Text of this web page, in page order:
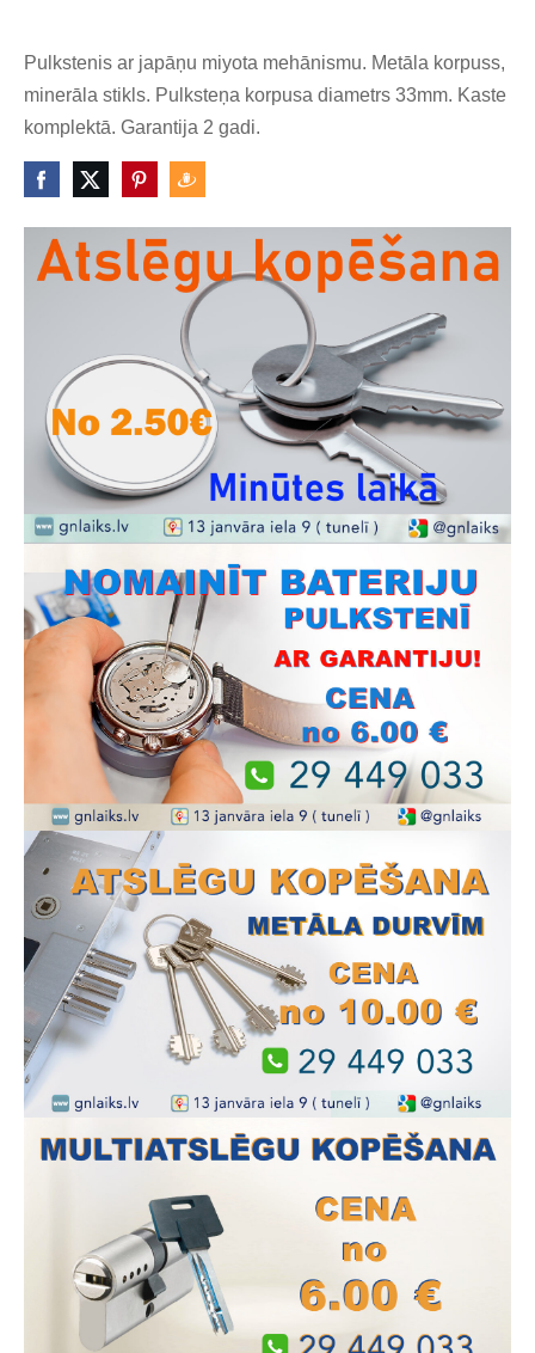
Pulkstenis ar japāņu miyota mehānismu. Metāla korpuss,
minerāla stikls. Pulksteņa korpusa diametrs 33mm. Kaste
komplektā. Garantija 2 gadi.